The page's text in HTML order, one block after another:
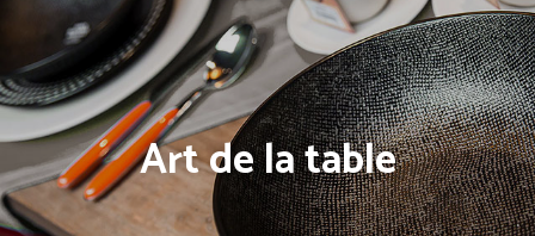
Art de la table